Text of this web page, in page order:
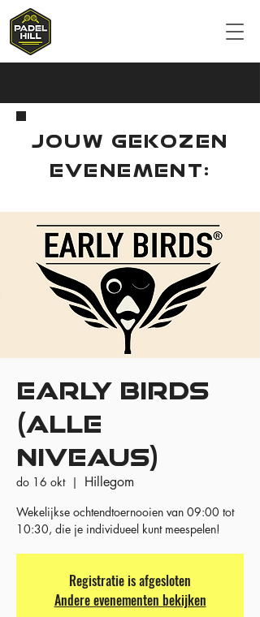
JOUW GEKOZEN
EVENEMENT:
EARLY BIRDS
(ALLE
NIVEAUS)
do 16 okt
  |
Hillegom
Wekelijkse ochtendtoernooien van 09:00 tot
10:30, die je individueel kunt meespelen!
Registratie is afgesloten
Andere evenementen bekijken